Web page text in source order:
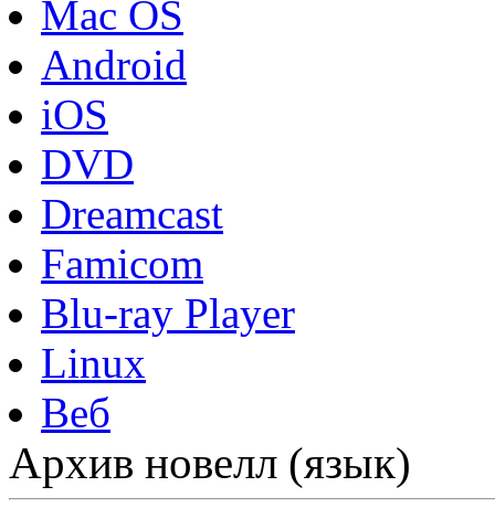
Mac OS
Android
iOS
DVD
Dreamcast
Famicom
Blu-ray Player
Linux
Веб
Архив новелл (язык)